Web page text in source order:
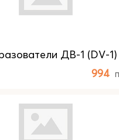
ДВ-1 (DV-1)
994